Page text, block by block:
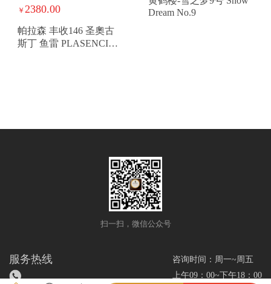
￥ 2380.00
帕拉森 丰收146 圣奧古
斯丁 鱼雷 PLASENCIA
Dream No.9
扫一扫，微信公众号
服务热线
咨询时间：周一~周五
上午09：00~下午18：00